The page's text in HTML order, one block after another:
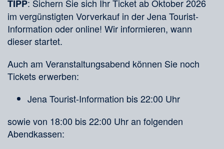
TIPP: Sichern Sie sich Ihr Ticket ab Oktober 2026
im vergünstigten Vorverkauf in der Jena Tourist-
Information oder online! Wir informieren, wann
dieser startet.
Auch am Veranstaltungsabend können Sie noch
Tickets erwerben:
Jena Tourist-Information bis 22:00 Uhr
sowie von 18:00 bis 22:00 Uhr an folgenden
Abendkassen: